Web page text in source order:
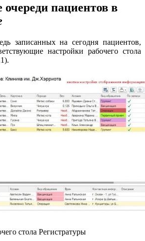
пациентов в
записанных на сегодня пациентов,
настройки рабочего стола
стола Регистратуры